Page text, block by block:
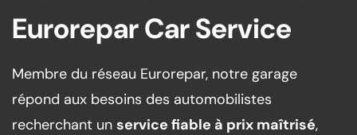
Eurorepar Car Service
Membre du réseau Eurorepar, notre garage
répond aux besoins des automobilistes
recherchant un service fiable à prix maîtrisé,